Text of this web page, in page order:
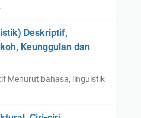
Deskriptif,
Keunggulan dan
Menurut bahasa, linguistik